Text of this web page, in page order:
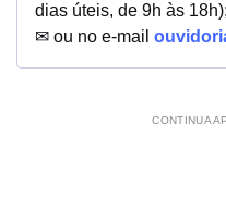
dias úteis, de 9h às 18h);
✉ ou no e-mail
CONTINUA